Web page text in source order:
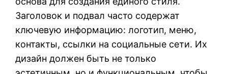
Заголовок и подвал часто содержат
ключевую информацию: логотип, меню,
контакты, ссылки на социальные сети. Их
дизайн должен быть не только